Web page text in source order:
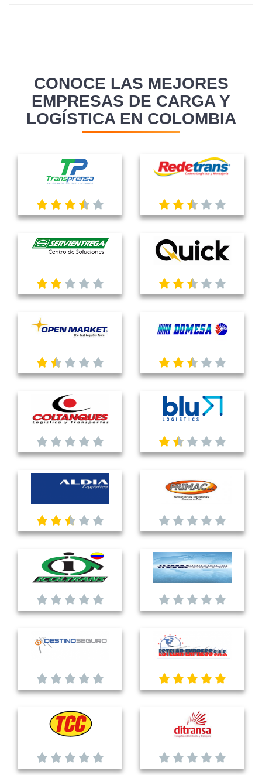
CONOCE LAS MEJORES
EMPRESAS DE CARGA Y
LOGÍSTICA EN COLOMBIA